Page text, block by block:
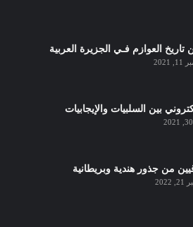
العوازم فـي الجزيرة العربية
بين السلبيات والإيجابيات
من جذور هندية وبريطانية